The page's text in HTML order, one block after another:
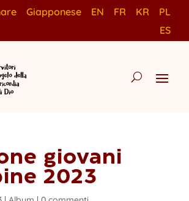
Giapponese EN FR KR
PL
ES
giovani
2023